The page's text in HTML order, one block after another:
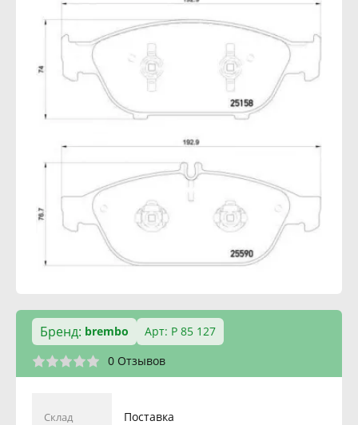
Бренд: brembo
Арт: P 85 127
0 Отзывов
Склад Поставка